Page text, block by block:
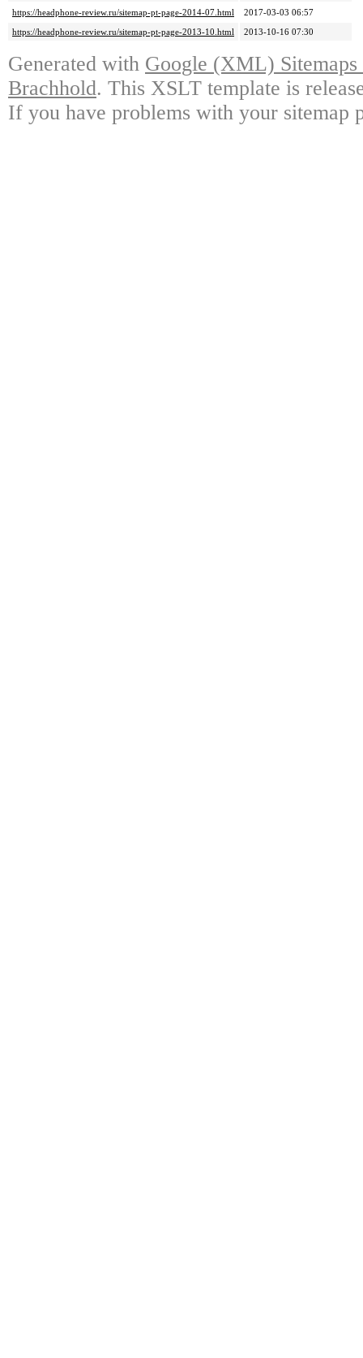
https://headphone-review.ru/sitemap-pt-page-2014-07.html
2017-03-03 06:57
https://headphone-review.ru/sitemap-pt-page-2013-10.html
2013-10-16 07:30
Generated with Google (XML)
Brachhold. This XSLT template is
If you have problems with your sitemap